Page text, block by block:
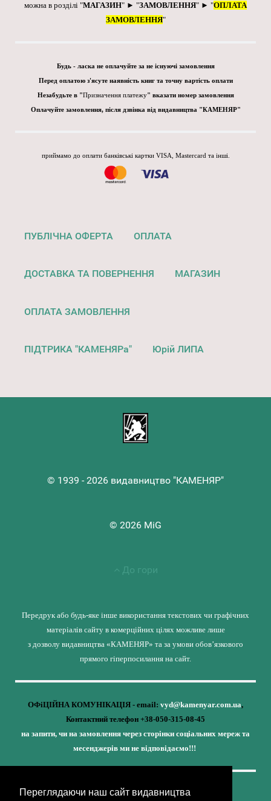
Переглядаючи наш сайт видавництва
можна в розділі "МАГАЗИН" ► "ЗАМОВЛЕННЯ" ► "ОПЛАТА
ЗАМОВЛЕННЯ"
Будь - ласка не оплачуйте за не існуючі замовлення
Перед оплатою з'ясуте наявність книг та точну вартість оплати
Незабудьте в "Призначення платежу" вказати номер замовлення
Оплачуйте замовлення, після дзвінка від видавництва "КАМЕНЯР"
приймамо до оплати банківські картки VISA, Mastercard та інші.
ПУБЛІЧНА ОФЕРТА ОПЛАТА
ДОСТАВКА ТА ПОВЕРНЕННЯ МАГАЗИН
ОПЛАТА ЗАМОВЛЕННЯ
ПІДТРИКА "КАМЕНЯРа" Юрій ЛИПА
© 1939 - 2026 видавництво "КАМЕНЯР"
© 2026 MiG
До гори
Передрук або будь-яке інше використання текстових чи графічних
матеріалів сайту в комерційних цілях можливе лише
з дозволу видавництва «КАМЕНЯР» та за умови обов’язкового
прямого гіперпосилання на сайт.
ОФіЦІЙНА КОМУНІКАЦІЯ - email: vyd@kamenyar.com.ua,
Контактний телефон +38-050-315-08-45
на запити, чи на замовлення через сторінки соціальних мереж та
месенджерів ми не відповідаємо!!!
Кожне наше видання - це внесок у спротив,